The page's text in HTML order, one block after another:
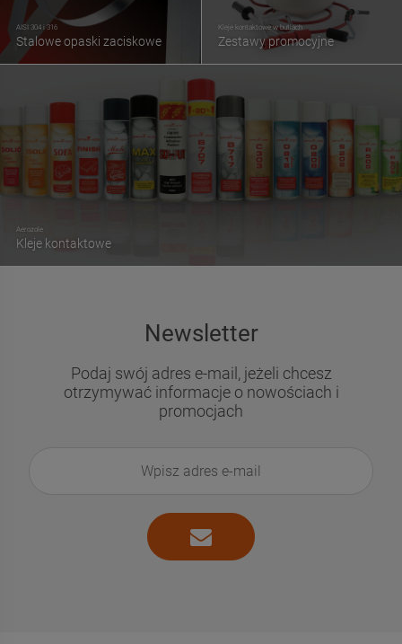
Aerozole
Kleje kontaktowe
AISI 304 i 316
Stalowe opaski zaciskowe
Kleje kontaktowe w butlach
Zestawy promocyjne
Newsletter
Podaj swój adres e-mail, jeżeli chcesz
otrzymywać informacje o nowościach i
promocjach